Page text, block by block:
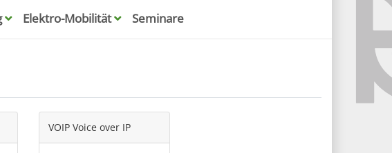
Elektro-Mobilität Seminare
VOIP Voice over IP